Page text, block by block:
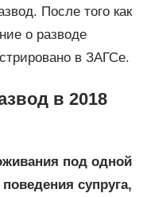
После того как
о разводе
в ЗАГСе.
в 2018
под одной
супруга,